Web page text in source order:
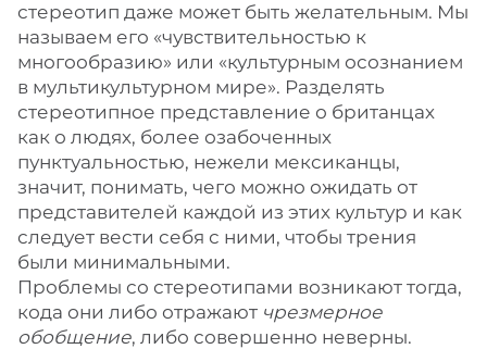
стереотип даже может быть желательным. Мы
называем его «чувствительностью к
многообразию» или «культурным осознанием
в мультикультурном мире». Разделять
стереотипное представление о британцах
как о людях, более озабоченных
пунктуальностью, нежели мексиканцы,
значит, понимать, чего можно ожидать от
представителей каждой из этих культур и как
следует вести себя с ними, чтобы трения
были минимальными.
Проблемы со стереотипами возникают тогда,
кода они либо отражают чрезмерное
обобщение, либо совершенно неверны.